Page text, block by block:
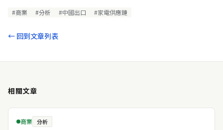
#商業 #分析 #中國出口 #家電供應鏈
← 回到文章列表
相關文章
商業 分析